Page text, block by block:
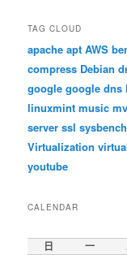
TAG CLOUD
apache apt AWS
compress Debian
google google dns
linuxmint music mv
server ssl sysbench
Virtualization
youtube
CALENDAR
日 一